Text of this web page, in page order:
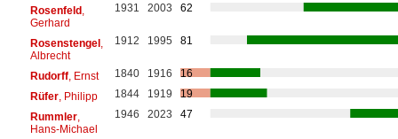
Rosenfeld,
Gerhard
1931 2003 62
Rosenstengel,
Albrecht
1912 1995 81
Rudorff, Ernst 1840 1916
16
Rüfer, Philipp 1844 1919
19
Rummler,
Hans-Michael
1946 2023 47